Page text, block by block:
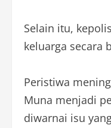
Selain itu,
keluarga secara
Peristiwa
Muna menjadi
diwarnai isu